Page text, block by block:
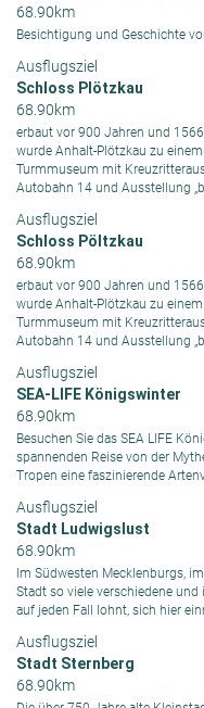
68.90km
Besichtigung und Geschichte
Ausflugsziel
Schloss Plötzkau
68.90km
erbaut vor 900 Jahren und
wurde Anhalt-Plötzkau zu
Turmmuseum mit
Autobahn 14 und Ausstellung
Ausflugsziel
Schloss Pöltzkau
68.90km
erbaut vor 900 Jahren und
wurde Anhalt-Plötzkau zu
Turmmuseum mit
Autobahn 14 und Ausstellung
Ausflugsziel
SEA-LIFE Königswinter
68.90km
Besuchen Sie das SEA LIFE
spannenden Reise von der
Tropen eine faszinierende
Ausflugsziel
Stadt Ludwigslust
68.90km
Im Südwesten Mecklenburgs,
Stadt so viele verschiedene und
auf jeden Fall lohnt, sich hier
Ausflugsziel
Stadt Sternberg
68.90km